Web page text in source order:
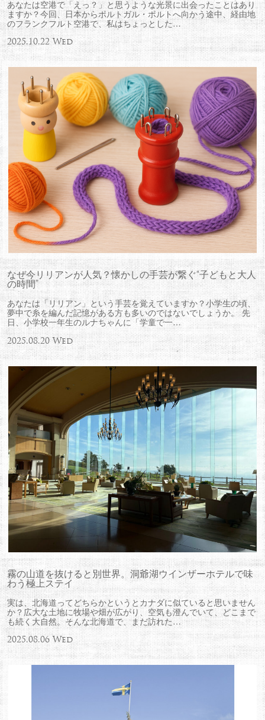
あなたは空港で「えっ？」と思うような光景に出会ったことはあり
ますか？今回、日本からポルトガル・ポルトへ向かう途中、経由地
のフランクフルト空港で、私はちょっとした…
2025.10.22 Wed
なぜ今リリアンが人気？懐かしの手芸が繋ぐ“子どもと大人
の時間”
あなたは「リリアン」という手芸を覚えていますか？小学生の頃、
夢中で糸を編んだ記憶がある方も多いのではないでしょうか。 先
日、小学校一年生のルナちゃんに「学童で一…
2025.08.20 Wed
霧の山道を抜けると別世界。洞爺湖ウインザーホテルで味
わう極上ステイ
実は、北海道ってどちらかというとカナダに似ていると思いません
か？広大な土地に牧場や畑が広がり、空気も澄んでいて、どこまで
も続く大自然。そんな北海道で、まだ訪れた…
2025.08.06 Wed